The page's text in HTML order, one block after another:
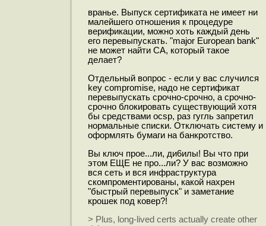
вранье. Выпуск сертификата не имеет ни
малейшего отношения к процедуре
верификации, можно хоть каждый день
его перевыпускать. "major European bank"
не может найти CA, который такое
делает?
Отдельный вопрос - если у вас случился
key compromise, надо не сертификат
перевыпускать срочно-срочно, а срочно-
срочно блокировать существующий хотя
бы средствами ocsp, раз гугль запретил
нормальные списки. Отключать систему и
оформлять бумаги на банкротство.
Вы ключ прое...ли, ди6илы! Вы что при
этом ЕЩЕ не про...ли? У вас возможно
вся сеть и вся инфраструктура
скомпроментированы, какой нахрен
"быстрый перевыпуск" и заметание
крошек под ковер?!
> Plus, long-lived certs actually create other